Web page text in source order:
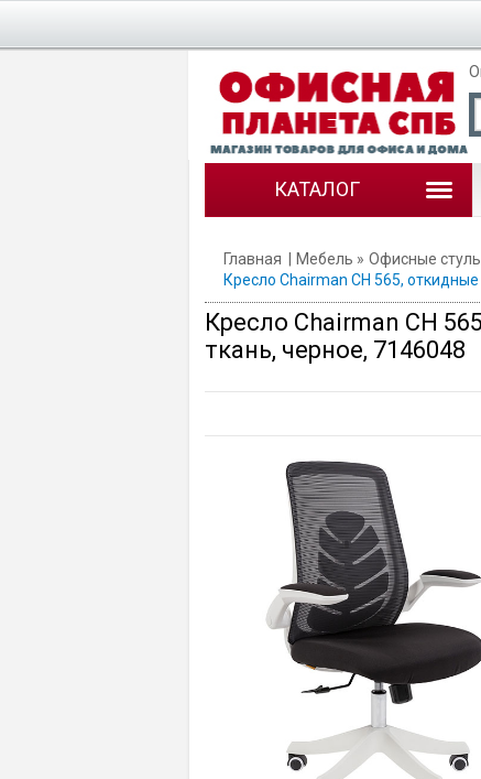
КАТАЛОГ
Главная Мебель Офисные
Кресло Chairman CH 565,
Кресло Chairman CH
ткань, черное, 7146048